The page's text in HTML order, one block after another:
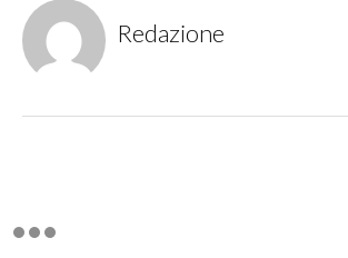
Redazione